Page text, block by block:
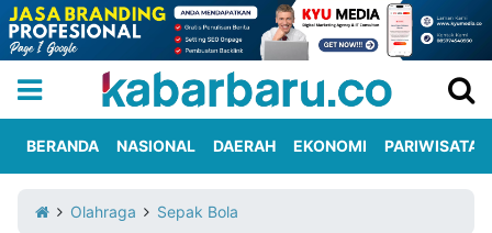
Iklan
Berita
Kami
BERANDA NASIONAL DAERAH EKONOMI PARIWISATA
Olahraga Sepak Bola